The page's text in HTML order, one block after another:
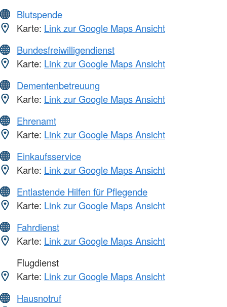
Blutspende
Karte: Link zur Google Maps Ansicht
Bundesfreiwilligendienst
Karte: Link zur Google Maps Ansicht
Dementenbetreuung
Karte: Link zur Google Maps Ansicht
Ehrenamt
Karte: Link zur Google Maps Ansicht
Einkaufsservice
Karte: Link zur Google Maps Ansicht
Entlastende Hilfen für Pflegende
Karte: Link zur Google Maps Ansicht
Fahrdienst
Karte: Link zur Google Maps Ansicht
Flugdienst
Karte: Link zur Google Maps Ansicht
Hausnotruf